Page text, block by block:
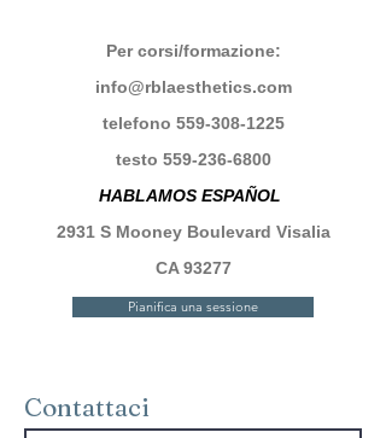
Per corsi/formazione:
info@rblaesthetics.com
telefono 559-308-1225
testo 559-236-6800
HABLAMOS ESPAÑOL
2931 S Mooney Boulevard Visalia
CA 93277
Pianifica una sessione
Contattaci